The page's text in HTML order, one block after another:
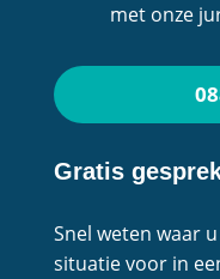
met onze
Gratis
Snel weten waar
situatie voor in